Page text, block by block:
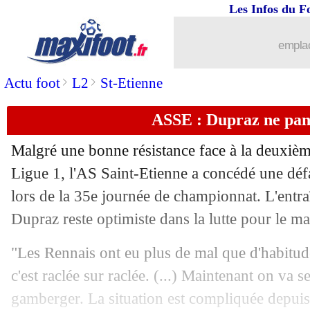
Actu foot> L2 > St-Etienne
Les Infos du
ASSE : Dupraz ne
Malgré une bonne résistance face à la
Ligue 1, l'AS Saint-Etienne a concédé une
lors de la 35e journée de championnat.
Dupraz reste optimiste dans la lutte pour le
"Les Rennais ont eu plus de mal que
c'est raclée sur raclée. (...) Maintenant on va
gamberger. La situation est compliquée
: Troyes 3-0 Lille (fini)
01/05 Espanyol
01/05 Ita.: Bonucci offre un succès à la Juve
01/05 L1 : Montpellier-Metz, les compos
01/05 L1: Monaco-Angers, les compos
01/05 L1: Lorient-Reims, les compos
01/05 L1: Brest-Clermont, les compos
01/05 Lyon: un gros concurrent pour